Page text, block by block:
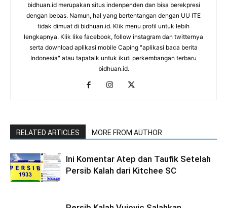
bidhuan.id merupakan situs indenpenden dan bisa berekpresi
dengan bebas. Namun, hal yang bertentangan dengan UU ITE
tidak dimuat di bidhuan.id. Klik menu profil untuk lebih
lengkapnya. Klik like facebook, follow instagram dan twitternya
serta download aplikasi mobile Caping "aplikasi baca berita
Indonesia" atau tapatalk untuk ikuti perkembangan terbaru
bidhuan.id.
RELATED ARTICLES MORE FROM AUTHOR
Ini Komentar Atep dan Taufik Setelah
Persib Kalah dari Kitchee SC